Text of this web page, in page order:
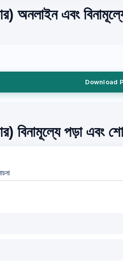
অনলাইন এবং
Download
বিনামূল্যে পড়া এবং